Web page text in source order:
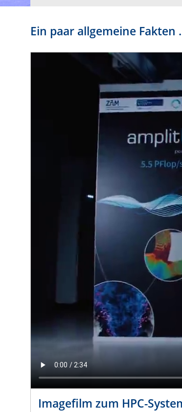
Ein paar allgemeine Fakten
Imagefilm zum HPC-